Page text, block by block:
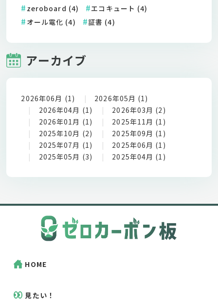
zeroboard (4)
エコキュート (4)
オール電化 (4)
証書 (4)
アーカイブ
2026年06月 (1)
2026年05月 (1)
2026年04月 (1)
2026年03月 (2)
2026年01月 (1)
2025年11月 (1)
2025年10月 (2)
2025年09月 (1)
2025年07月 (1)
2025年06月 (1)
2025年05月 (3)
2025年04月 (1)
HOME
見たい！